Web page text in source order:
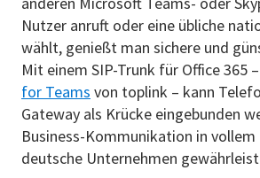
Nutzer anruft oder eine übliche
wählt, genießt man sichere und
Mit einem SIP-Trunk für Office 365
for Teams von toplink – kann
Gateway als Krücke eingebunden
Business-Kommunikation in
deutsche Unternehmen